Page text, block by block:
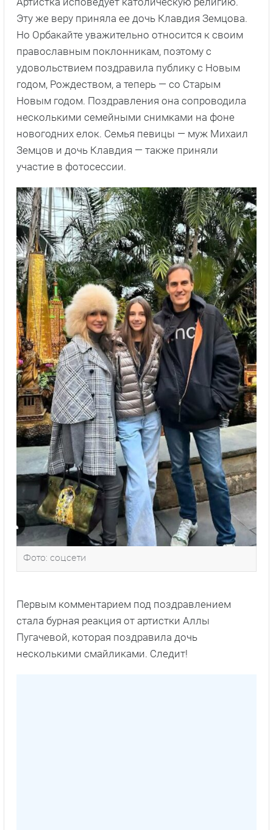
Эту же веру приняла ее дочь Клавдия Земцова.
Но Орбакайте уважительно относится к своим
православным поклонникам, поэтому с
удовольствием поздравила публику с Новым
годом, Рождеством, а теперь — со Старым
Новым годом. Поздравления она сопроводила
несколькими семейными снимками на фоне
новогодних елок. Семья певицы — муж Михаил
Земцов и дочь Клавдия — также приняли
участие в фотосессии.
Фото: соцсети
Первым комментарием под поздравлением
стала бурная реакция от артистки Аллы
Пугачевой, которая поздравила дочь
несколькими смайликами. Следит!